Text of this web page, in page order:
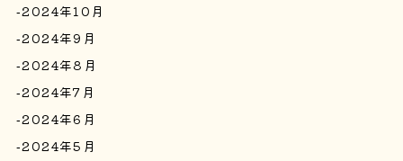
2024年10月
2024年9月
2024年8月
2024年7月
2024年6月
2024年5月